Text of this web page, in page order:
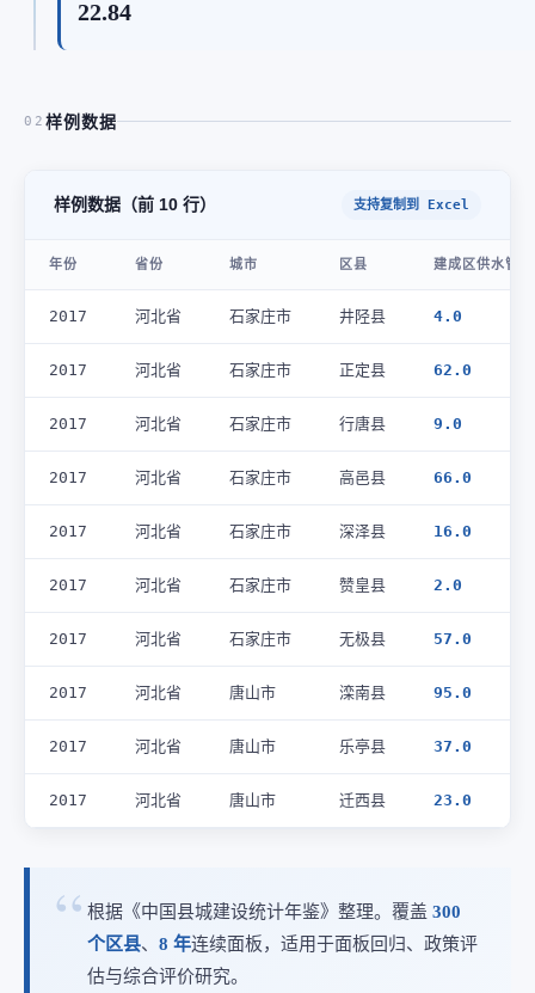
22.84
02 样例数据
样例数据（前 10 行） 支持复制到 Excel
年份 省份 城市 区县 建成区供水管
2017 河北省 石家庄市 井陉县 4.0
2017 河北省 石家庄市 正定县 62.0
2017 河北省 石家庄市 行唐县 9.0
2017 河北省 石家庄市 高邑县 66.0
2017 河北省 石家庄市 深泽县 16.0
2017 河北省 石家庄市 赞皇县 2.0
2017 河北省 石家庄市 无极县 57.0
2017 河北省 唐山市 滦南县 95.0
2017 河北省 唐山市 乐亭县 37.0
2017 河北省 唐山市 迁西县 23.0
根据《中国县城建设统计年鉴》整理。覆盖 300
个区县、 8 年连续面板，适用于面板回归、政策评
估与综合评价研究。